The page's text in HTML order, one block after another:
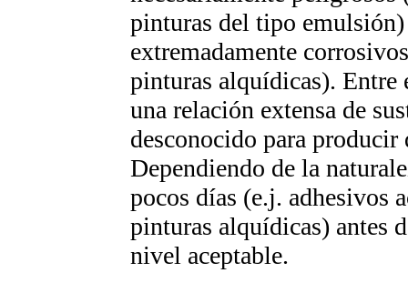
pinturas del tipo
extremadamente
pinturas alquídicas). Entre
una relación extensa de
desconocido para
Dependiendo de la
pocos días (e.j. adhesivos
pinturas alquídicas) antes
nivel aceptable.